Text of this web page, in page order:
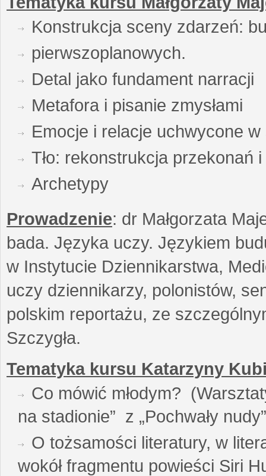
Konstrukcja sceny zdarzeń:
pierwszoplanowych.
Detal jako fundament narracji
Metafora i pisanie zmysłami
Emocje i relacje uchwycone
Tło: rekonstrukcja przekonań
Archetypy
Prowadzenie: dr Małgorzata
bada. Języka uczy. Językiem
w Instytucie Dziennikarstwa,
uczy dziennikarzy, polonistów,
polskim reportażu, ze
Szczygła.
Tematyka kursu Katarzyny
Co mówić młodym?
na stadionie” z „Pochwały
O tożsamości literatury, w
wokół fragmentu powieści Siri